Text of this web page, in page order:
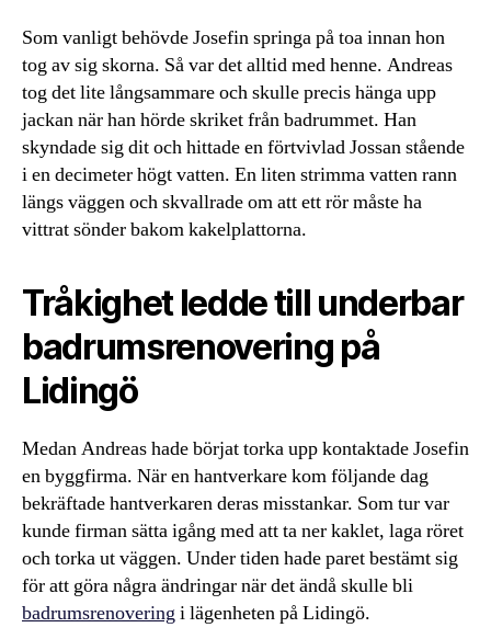
Som vanligt behövde Josefin springa på toa innan hon
tog av sig skorna. Så var det alltid med henne. Andreas
tog det lite långsammare och skulle precis hänga upp
jackan när han hörde skriket från badrummet. Han
skyndade sig dit och hittade en förtvivlad Jossan stående
i en decimeter högt vatten. En liten strimma vatten rann
längs väggen och skvallrade om att ett rör måste ha
vittrat sönder bakom kakelplattorna.
Tråkighet ledde till underbar
badrumsrenovering på
Lidingö
Medan Andreas hade börjat torka upp kontaktade Josefin
en byggfirma. När en hantverkare kom följande dag
bekräftade hantverkaren deras misstankar. Som tur var
kunde firman sätta igång med att ta ner kaklet, laga röret
och torka ut väggen. Under tiden hade paret bestämt sig
för att göra några ändringar när det ändå skulle bli
badrumsrenoveringi lägenheten på Lidingö.